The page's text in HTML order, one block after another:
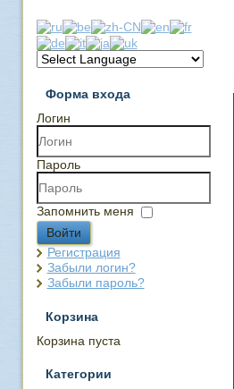
Форма входа
Логин
Пароль
Запомнить меня
Войти
Регистрация
Забыли логин?
Забыли пароль?
Корзина
Корзина пуста
Категории